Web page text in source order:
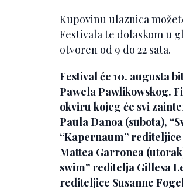
Kupovinu ulaznica
Festivala te dolaskom u
otvoren od 9 do 22 sata.
Festival će 10. augusta
Pawela Pawlikowskog.
okviru kojeg će svi
Paula Danoa (subota),
“Kapernaum”
Mattea Garronea
swim” reditelja Gillesa
rediteljice Susanne